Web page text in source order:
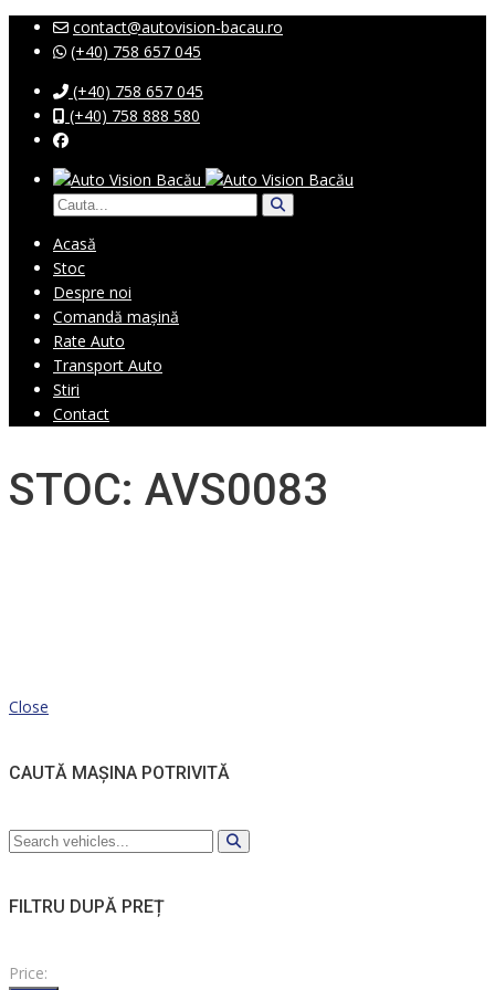
contact@autovision-bacau.ro
(+40) 758 657 045
(+40) 758 657 045
(+40) 758 888 580
Acasă
Stoc
Despre noi
Comandă mașină
Rate Auto
Transport Auto
Stiri
Contact
STOC: AVS0083
Close
CAUTĂ MAȘINA POTRIVITĂ
FILTRU DUPĂ PREȚ
Price: